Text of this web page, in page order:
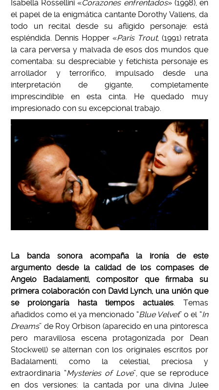
Isabella Rossellini «Corazones enfrentados» (1998), en
el papel de la enigmática cantante Dorothy Vallens, da
todo un recital desde su afligido personaje: está
espléndida. Dennis Hopper «Paris Trout, (1991) retrata
la cara perversa y malvada de esos dos mundos que
comentaba: su despreciable y fetichista personaje es
arrollador y terrorífico, impulsado desde una
interpretación de gigante, completamente
imprescindible en esta cinta. He quedado muy
impresionado con su excepcional trabajo.
La banda sonora acompaña la ironía de este
argumento desde la calidad de los compases de
Angelo Badalamenti, compositor que firmaba su
primera colaboración con David Lynch, una unión que
se prolongaría hasta tiempos actuales. Temas
añadidos como el ya mencionado “Blue Velvet” o el “In
Dreams” de Roy Orbison (aparecido en una pintoresca
pero maravillosa escena protagonizada por Dean
Stockwell) se alternan con los originales escritos por
Badalamenti, como la celestial, preciosa y
extraordinaria “Mysteries of Love”, que se reproduce
en dos versiones: la cantada por una divina Julee